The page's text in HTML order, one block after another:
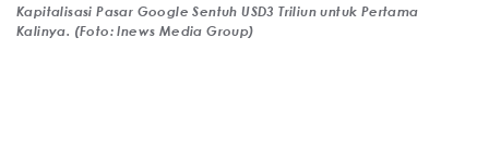
Kapitalisasi Pasar Google Sentuh USD3 Triliun untuk Pertama
Kalinya. (Foto: Inews Media Group)